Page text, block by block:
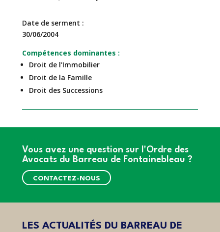
Compétences dominantes
Droit de l'Immobilier
Droit de la Famille
Droit des Successions
Date de serment
30/06/2004
Vous avez une question sur l'Ordre des
Avocats du Barreau de Fontainebleau ?
CONTACTEZ-NOUS
LES ACTUALITÉS DU BARREAU DE